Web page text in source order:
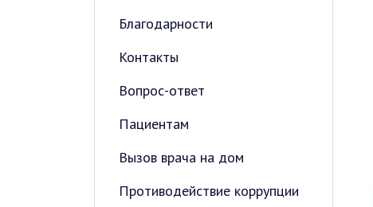
Благодарности
Контакты
Вопрос-ответ
Пациентам
Вызов врача на дом
Противодействие коррупции